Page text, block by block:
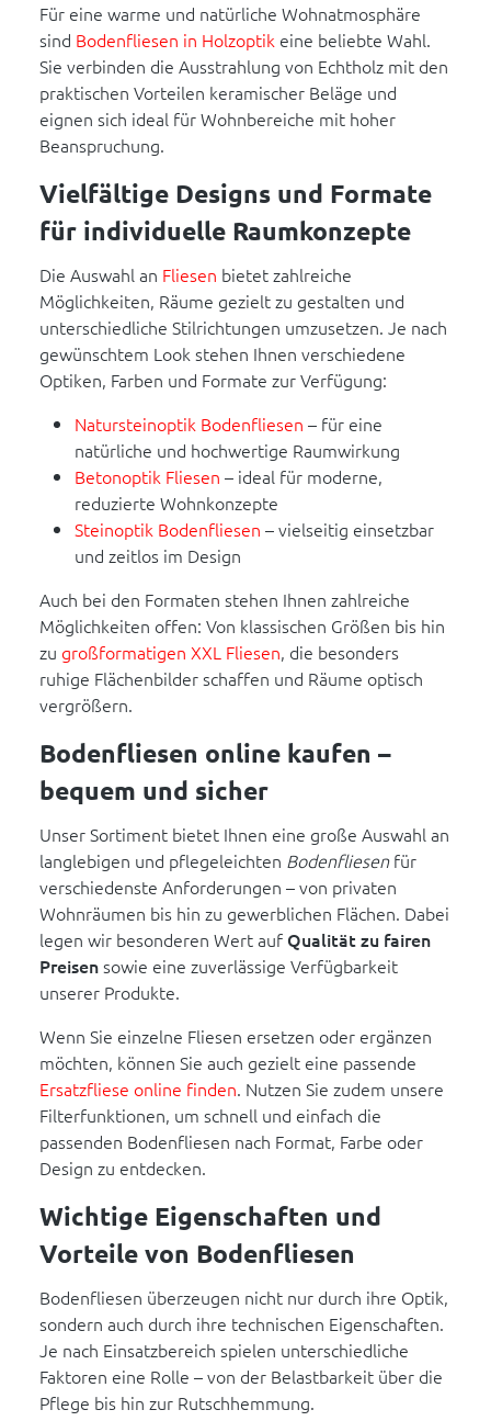
Für eine warme und natürliche Wohnatmosphäre
sind Bodenfliesen in Holzoptik eine beliebte Wahl.
Sie verbinden die Ausstrahlung von Echtholz mit den
praktischen Vorteilen keramischer Beläge und
eignen sich ideal für Wohnbereiche mit hoher
Beanspruchung.
Vielfältige Designs und Formate
für individuelle Raumkonzepte
Die Auswahl an Fliesen bietet zahlreiche
Möglichkeiten, Räume gezielt zu gestalten und
unterschiedliche Stilrichtungen umzusetzen. Je nach
gewünschtem Look stehen Ihnen verschiedene
Optiken, Farben und Formate zur Verfügung:
Natursteinoptik Bodenfliesen – für eine
natürliche und hochwertige Raumwirkung
Betonoptik Fliesen – ideal für moderne,
reduzierte Wohnkonzepte
Steinoptik Bodenfliesen – vielseitig einsetzbar
und zeitlos im Design
Auch bei den Formaten stehen Ihnen zahlreiche
Möglichkeiten offen: Von klassischen Größen bis hin
zu großformatigen XXL Fliesen, die besonders
ruhige Flächenbilder schaffen und Räume optisch
vergrößern.
Bodenfliesen online kaufen –
bequem und sicher
Unser Sortiment bietet Ihnen eine große Auswahl an
langlebigen und pflegeleichten Bodenfliesenfür
verschiedenste Anforderungen – von privaten
Wohnräumen bis hin zu gewerblichen Flächen. Dabei
legen wir besonderen Wert auf Qualität zu fairen
Preisensowie eine zuverlässige Verfügbarkeit
unserer Produkte.
Wenn Sie einzelne Fliesen ersetzen oder ergänzen
möchten, können Sie auch gezielt eine passende
Ersatzfliese online finden. Nutzen Sie zudem unsere
Filterfunktionen, um schnell und einfach die
passenden Bodenfliesen nach Format, Farbe oder
Design zu entdecken.
Wichtige Eigenschaften und
Vorteile von Bodenfliesen
Bodenfliesen überzeugen nicht nur durch ihre Optik,
sondern auch durch ihre technischen Eigenschaften.
Je nach Einsatzbereich spielen unterschiedliche
Faktoren eine Rolle – von der Belastbarkeit über die
Pflege bis hin zur Rutschhemmung.